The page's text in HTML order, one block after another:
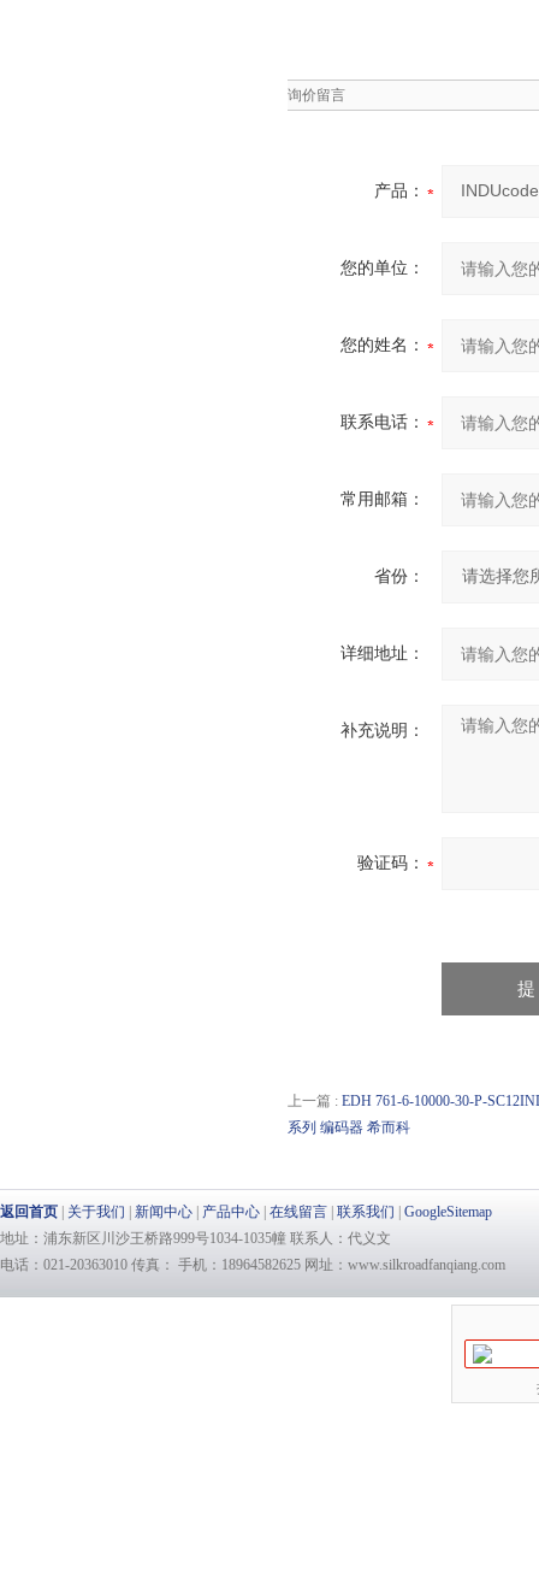
询价留言
产品：
您的单位：
您的姓名：
联系电话：
常用邮箱：
省份：
详细地址：
补充说明：
验证码：
上一篇 : EDH 761-6-10000-30-P-
系列 编码器 希而科
返回首页 关于我们 新闻中心 产品中心 在线留言 联系我们
GoogleSitemap
地址：浦东新区川沙王桥路999号1034-1035幢 联系人：代义文
电话：021-20363010 传真： 手机：18964582625 网址：www.silkroadfanqiang.com